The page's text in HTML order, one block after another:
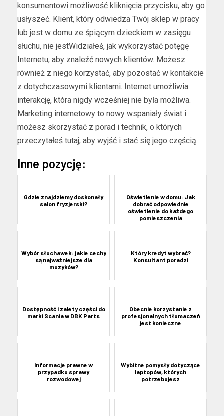
konsumentowi możliwość kliknięcia przycisku, aby go
usłyszeć. Klient, który odwiedza Twój sklep w pracy
lub jest w domu ze śpiącym dzieckiem w zasięgu
słuchu, nie jestWidziałeś, jak wykorzystać potęgę
Internetu, aby znaleźć nowych klientów. Możesz
również z niego korzystać, aby pozostać w kontakcie
z dotychczasowymi klientami. Internet umożliwia
interakcję, która nigdy wcześniej nie była możliwa.
Marketing internetowy to nowy wspaniały świat i
możesz skorzystać z porad i technik, o których
przeczytałeś tutaj, aby wyjść i stać się jego częścią.
Inne pozycję:
Gdzie znajdziemy doskonały
salon fryzjerski?
Oświetlenie w domu: Jak
dobrać odpowiednie
oświetlenie do każdego
pomieszczenia
Wybór słuchawek: jakie cechy
są najważniejsze dla
muzyków?
Który kredyt wybrać?
Konsultant poradzi
Dostępność i zalety części do
marki Scania w DBK Parts
Obecnie korzystanie z
profesjonalnych tłumaczeń
jest konieczne
Informacje prawne w
przypadku sprawy
rozwodowej
Wybitne pomysły dotyczące
laptopów, których
potrzebujesz